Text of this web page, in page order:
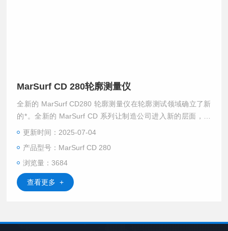
MarSurf CD 280轮廓测量仪
全新的 MarSurf CD280 轮廓测量仪在轮廓测试领域确立了新
的*。全新的 MarSurf CD 系列让制造公司进入新的层面，能
够在测量室或邻近生产环境中可靠地保障和提升工件的制造质
提高贵公司系统的利润。
更新时间：2025-07-04
产品型号：MarSurf CD 280
浏览量：3684
查看更多 +